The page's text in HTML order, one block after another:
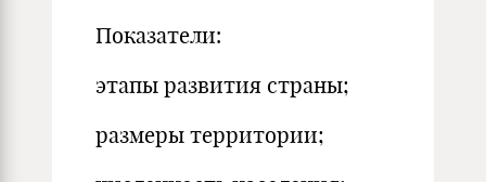
Показатели:
этапы развития страны;
размеры территории;